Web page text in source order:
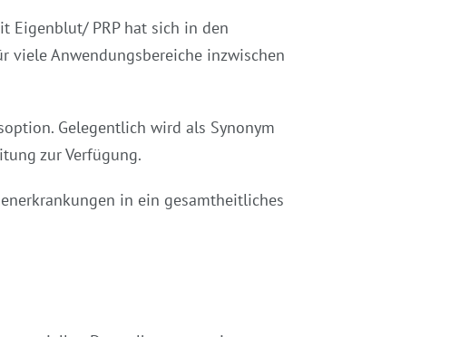
Eigenblut/ PRP hat sich in den
viele Anwendungsbereiche inzwischen
Gelegentlich wird als Synonym
zur Verfügung.
in ein gesamtheitliches